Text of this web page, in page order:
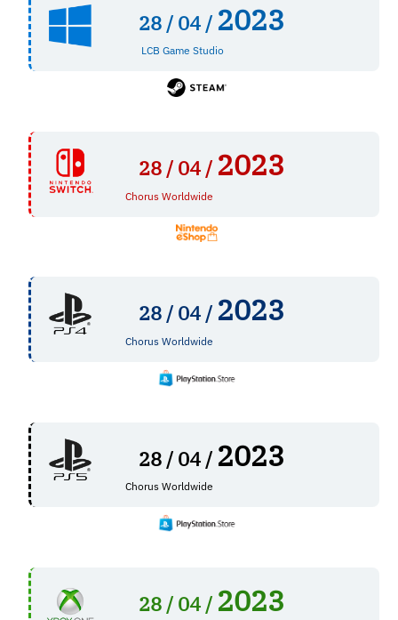
28 / 04 / 2023
LCB Game Studio
28 / 04 / 2023
Chorus Worldwide
28 / 04 / 2023
Chorus Worldwide
28 / 04 / 2023
Chorus Worldwide
28 / 04 / 2023